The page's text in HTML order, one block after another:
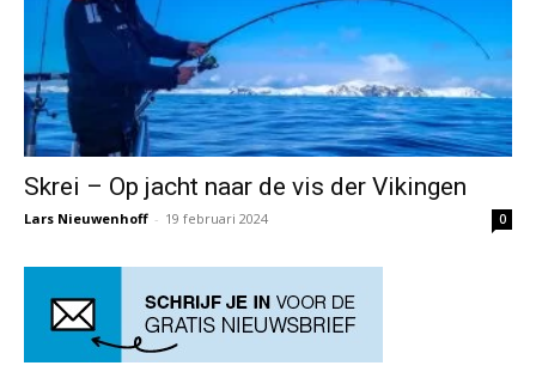
Skrei – Op jacht naar de vis der Vikingen
Lars Nieuwenhoff - 19 februari 2024 0